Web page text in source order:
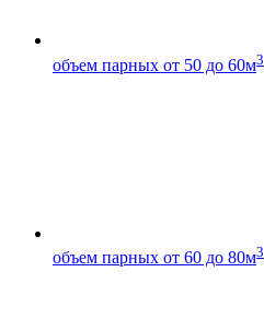
объем парных от 50 до 60м3
объем парных от 60 до 80м3